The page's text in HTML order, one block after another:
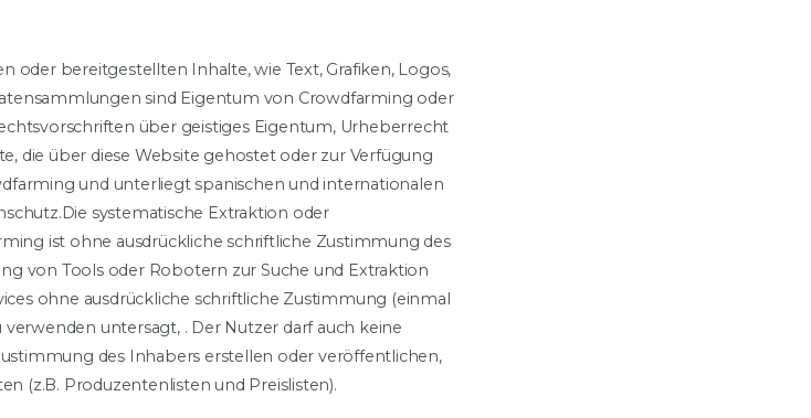
bereitgestellten Inhalte, wie Text, Grafiken, Logos,
sind Eigentum von Crowdfarming oder
über geistiges Eigentum, Urheberrecht
die über diese Website gehostet oder zur Verfügung
und unterliegt spanischen und internationalen
systematische Extraktion oder
ist ohne ausdrückliche schriftliche Zustimmung des
von Tools oder Robotern zur Suche und Extraktion
ohne ausdrückliche schriftliche Zustimmung (einmal
untersagt, . Der Nutzer darf auch keine
des Inhabers erstellen oder veröffentlichen,
(z.B. Produzentenlisten und Preislisten).